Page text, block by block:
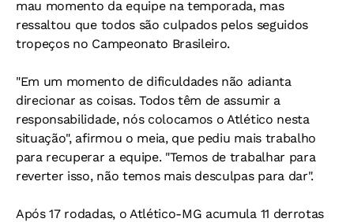
mau momento da equipe na temporada, mas
ressaltou que todos são culpados pelos seguidos
tropeços no Campeonato Brasileiro.
"Em um momento de dificuldades não adianta
direcionar as coisas. Todos têm de assumir a
responsabilidade, nós colocamos o Atlético nesta
situação", afirmou o meia, que pediu mais trabalho
para recuperar a equipe. "Temos de trabalhar para
reverter isso, não temos mais desculpas para dar".
Após 17 rodadas, o Atlético-MG acumula 11 derrotas